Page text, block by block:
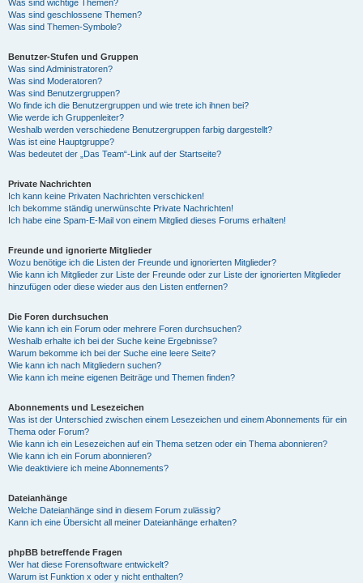
Was sind wichtige Themen?
Was sind geschlossene Themen?
Was sind Themen-Symbole?
Benutzer-Stufen und Gruppen
Was sind Administratoren?
Was sind Moderatoren?
Was sind Benutzergruppen?
Wo finde ich die Benutzergruppen und wie trete ich ihnen bei?
Wie werde ich Gruppenleiter?
Weshalb werden verschiedene Benutzergruppen farbig dargestellt?
Was ist eine Hauptgruppe?
Was bedeutet der „Das Team“-Link auf der Startseite?
Private Nachrichten
Ich kann keine Privaten Nachrichten verschicken!
Ich bekomme ständig unerwünschte Private Nachrichten!
Ich habe eine Spam-E-Mail von einem Mitglied dieses Forums erhalten!
Freunde und ignorierte Mitglieder
Wozu benötige ich die Listen der Freunde und ignorierten Mitglieder?
Wie kann ich Mitglieder zur Liste der Freunde oder zur Liste der ignorierten Mitglieder
hinzufügen oder diese wieder aus den Listen entfernen?
Die Foren durchsuchen
Wie kann ich ein Forum oder mehrere Foren durchsuchen?
Weshalb erhalte ich bei der Suche keine Ergebnisse?
Warum bekomme ich bei der Suche eine leere Seite?
Wie kann ich nach Mitgliedern suchen?
Wie kann ich meine eigenen Beiträge und Themen finden?
Abonnements und Lesezeichen
Was ist der Unterschied zwischen einem Lesezeichen und einem Abonnements für ein
Thema oder Forum?
Wie kann ich ein Lesezeichen auf ein Thema setzen oder ein Thema abonnieren?
Wie kann ich ein Forum abonnieren?
Wie deaktiviere ich meine Abonnements?
Dateianhänge
Welche Dateianhänge sind in diesem Forum zulässig?
Kann ich eine Übersicht all meiner Dateianhänge erhalten?
phpBB betreffende Fragen
Wer hat diese Forensoftware entwickelt?
Warum ist Funktion x oder y nicht enthalten?